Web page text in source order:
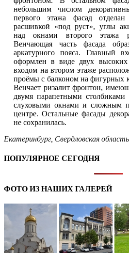
небольшим числом
первого этажа фасад
расшивкой «под руст», углы
над окнами второго этажа
Венчающая часть фасада
аркатурного пояса. Главный
оформлен в виде двух
входом на втором этаже
проёмы с балконом на фигурных
Венчает ризалит фронтон,
двумя парапетными
слуховыми окнами и сложным
центре. Остальные фасады
не сохранилась.
Екатеринбург Свердловская область
ПОПУЛЯРНОЕ СЕГОДНЯ
ФОТО ИЗ НАШИХ ГАЛЕРЕЙ